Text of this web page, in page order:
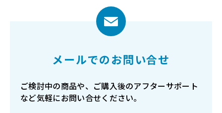
メールでのお問い合せ
ご検討中の商品や、ご購入後のアフターサポート
など気軽にお問い合せください。